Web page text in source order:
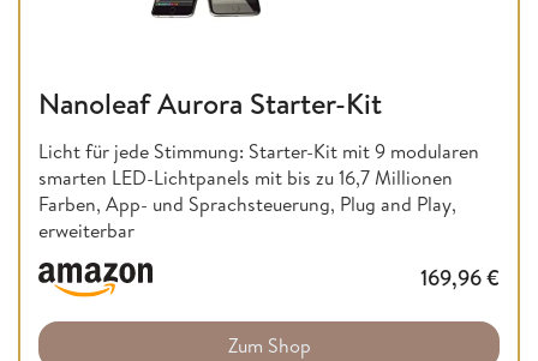
Nanoleaf Aurora Starter-Kit
Licht für jede Stimmung: Starter-Kit mit 9 modularen
smarten LED-Lichtpanels mit bis zu 16,7 Millionen
Farben, App- und Sprachsteuerung, Plug and Play,
erweiterbar
169,96€
Zum Shop